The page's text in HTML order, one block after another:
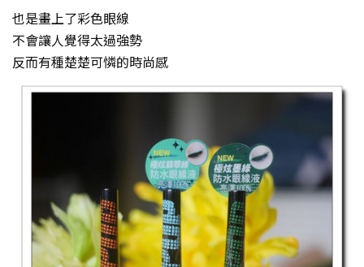
也是畫上了彩色眼線
不會讓人覺得太過強勢
反而有種楚楚可憐的時尚感